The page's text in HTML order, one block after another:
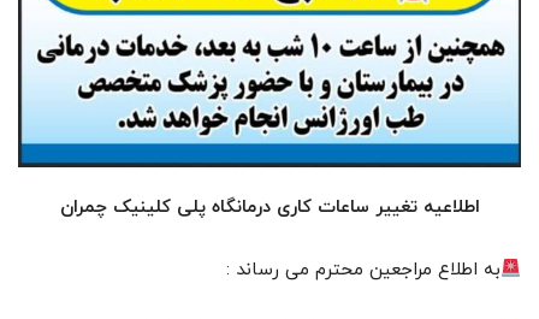
اطلاعیه تغییر ساعات کاری درمانگاه پلی کلینیک چمران
به اطلاع مراجعین محترم می رساند :